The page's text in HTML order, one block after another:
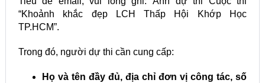
“Khoảnh khắc đẹp LCH Thấp Hội Khớp Học
TP.HCM”.
Trong đó, người dự thi cần cung cấp:
Họ và tên đầy đủ, địa chỉ đơn vị công tác, số